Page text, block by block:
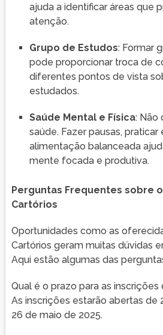
ajuda a identificar áreas que
atenção.
Grupo de Estudos: Formar
pode proporcionar troca de
diferentes pontos de vista
estudados.
Saúde Mental e Física: Não
saúde. Fazer pausas,
alimentação balanceada
mente focada e produtiva.
Perguntas Frequentes sobre o
Cartórios
Oportunidades como as
Cartórios geram muitas dúvidas
Aqui estão algumas das
Qual é o prazo para as inscrições
As inscrições estarão abertas de
26 de maio de 2025.